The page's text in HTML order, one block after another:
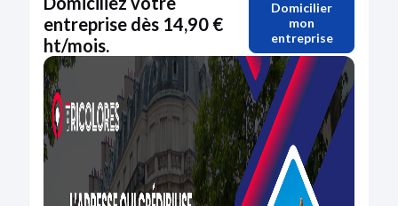
entreprise dès 14,90 €
ht/mois.
Domicilier
mon
entreprise